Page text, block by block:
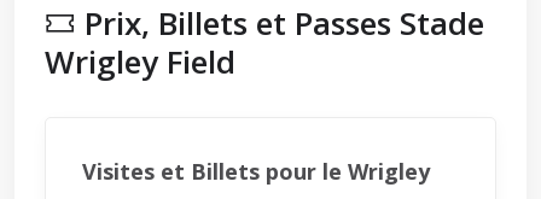
Prix, Billets et Passes Stade
Wrigley Field
Visites et Billets pour le Wrigley